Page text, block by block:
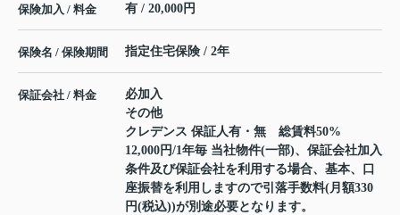
保険加入 / 料金 有 / 20,000円
保険名 / 保険期間 指定住宅保険 / 2年
保証会社 / 料金
必加入
その他
クレデンス 保証人有・無 総賃料50%
12,000円/1年毎 当社物件(一部)、保証会社加入
条件及び保証会社を利用する場合、基本、口
座振替を利用しますので引落手数料(月額330
円(税込))が別途必要となります。